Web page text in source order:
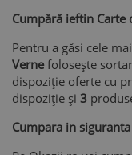
Cumpără ieftin Carte
Pentru a găsi cele
Vernefolosește
dispoziție oferte cu
dispoziție și 3
Cumpara in